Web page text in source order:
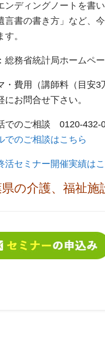
ンディングノートを書
言書の書き方」など、
す。
総務省統計局ホームペ
・費用（講師料（目安3
にお問合せ下さい。
でのご相談 0120-432-
でのご相談はこちら
活セミナー開催実績は
の介護、福祉施